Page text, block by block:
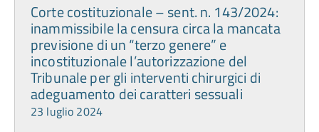
Corte costituzionale – sent. n. 143/2024:
inammissibile la censura circa la mancata
previsione di un “terzo genere” e
incostituzionale l’autorizzazione del
Tribunale per gli interventi chirurgici di
adeguamento dei caratteri sessuali
23 luglio 2024